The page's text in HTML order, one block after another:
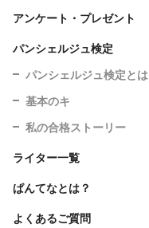
アンケート・プレゼント
パンシェルジュ検定
パンシェルジュ検定とは
基本のキ
私の合格ストーリー
ライター一覧
ぱんてなとは？
よくあるご質問